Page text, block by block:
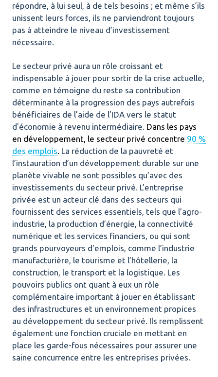
répondre, à lui seul, à de tels besoins ; et même s’ils
unissent leurs forces, ils ne parviendront toujours
pas à atteindre le niveau d’investissement
nécessaire.
Le secteur privé aura un rôle croissant et
indispensable à jouer pour sortir de la crise actuelle,
comme en témoigne du reste sa contribution
déterminante à la progression des pays autrefois
bénéficiaires de l’aide de l’IDA vers le statut
d'économie à revenu intermédiaire. Dans les pays
en développement, le secteur privé concentre 90 %
des emplois. La réduction de la pauvreté et
l’instauration d’un développement durable sur une
planète vivable ne sont possibles qu’avec des
investissements du secteur privé. L’entreprise
privée est un acteur clé dans des secteurs qui
fournissent des services essentiels, tels que l’agro-
industrie, la production d’énergie, la connectivité
numérique et les services financiers, ou qui sont
grands pourvoyeurs d'emplois, comme l’industrie
manufacturière, le tourisme et l’hôtellerie, la
construction, le transport et la logistique. Les
pouvoirs publics ont quant à eux un rôle
complémentaire important à jouer en établissant
des infrastructures et un environnement propices
au développement du secteur privé. Ils remplissent
également une fonction cruciale en mettant en
place les garde-fous nécessaires pour assurer une
saine concurrence entre les entreprises privées.